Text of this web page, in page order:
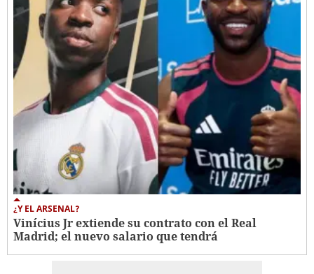
¿Y EL ARSENAL?
Vinícius Jr extiende su contrato con el Real
Madrid; el nuevo salario que tendrá